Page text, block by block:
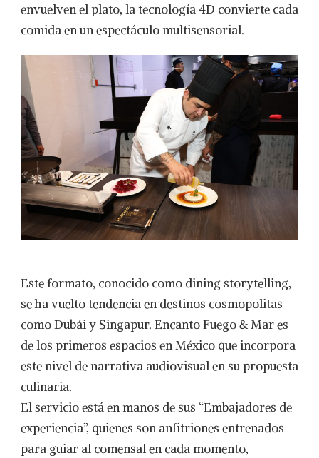
envuelven el plato, la tecnología 4D convierte cada
comida en un espectáculo multisensorial.
Este formato, conocido como dining storytelling,
se ha vuelto tendencia en destinos cosmopolitas
como Dubái y Singapur. Encanto Fuego & Mar es
de los primeros espacios en México que incorpora
este nivel de narrativa audiovisual en su propuesta
culinaria.
El servicio está en manos de sus “Embajadores de
experiencia”, quienes son anfitriones entrenados
para guiar al comensal en cada momento,